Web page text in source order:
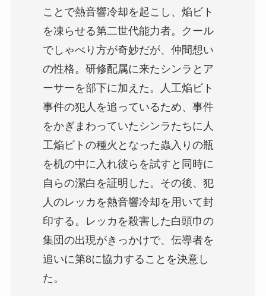
ことで熱音響冷却を起こし、焔ビト
を凍らせる第二世代能力者。クール
でしゃべり方が奇妙だが、仲間想い
の性格。研修配属に来たシンラとア
ーサーを部下に加えた。人工焔ビト
事件の犯人を追っているため、事件
をかぎまわっていたシンラたちに人
工焔ビトの種火となった蟲入りの瓶
を机の中に入れ彼らを試すと同時に
自らの潔白を証明した。その後、犯
人のレッカを熱音響冷却を用いて封
印する。レッカを殺害した白頭巾の
集団の出現がきっかけで、伝導者を
追いに第8に協力することを決意し
た。